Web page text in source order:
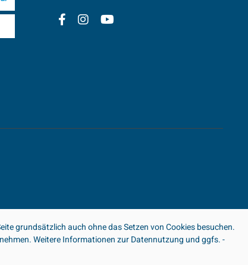
grundsätzlich auch ohne das Setzen von Cookies besuchen.
Weitere Informationen zur Datennutzung und ggfs. -